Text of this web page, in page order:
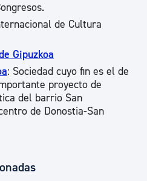
de Cultura
Gipuzkoa
: Sociedad cuyo fin es el de
proyecto de
del barrio San
de Donostia-San